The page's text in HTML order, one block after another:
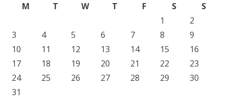
M
T W T F S
S
1
2
3
4 5 6 7 8
9
10
11 12 13 14 15
16
17
18 19 20 21 22
23
24
25 26 27 28 29
30
31